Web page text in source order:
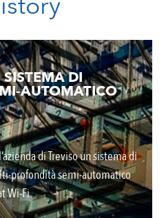
DI
AUTOMATICO
di Treviso un sistema di
profondità semi-automatico
Wi-Fi.